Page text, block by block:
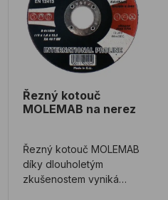
Řezný kotouč
MOLEMAB na nerez
Řezný kotouč MOLEMAB
díky dlouholetým
zkušenostem vyniká